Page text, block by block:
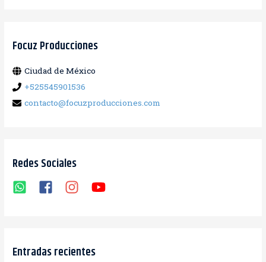
a
:
Focuz Producciones
Ciudad de México
+525545901536
contacto@focuzproducciones.com
Redes Sociales
Entradas recientes